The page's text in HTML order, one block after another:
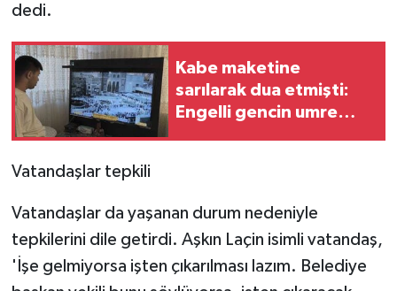
dedi.
Kabe maketine
sarılarak dua etmişti:
Engelli gencin umre
Vatandaşlar tepkili
Vatandaşlar da yaşanan durum nedeniyle
tepkilerini dile getirdi. Aşkın Laçin isimli vatandaş,
'İşe gelmiyorsa işten çıkarılması lazım. Belediye